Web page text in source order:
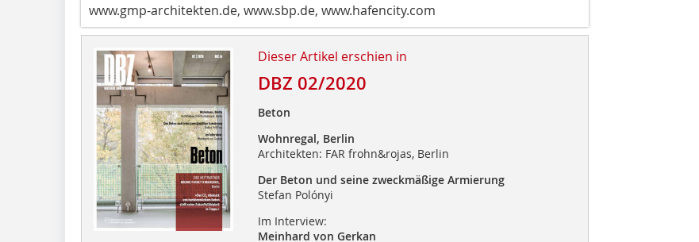
www.gmp-architekten.de, www.sbp.de, www.hafencity.com
Dieser Artikel erschien in
DBZ 02/2020
Beton
Wohnregal, Berlin
Architekten: FAR frohn&rojas, Berlin
Der Beton und seine zweckmäßige Armierung
Stefan Polónyi
Im Interview:
Meinhard von Gerkan